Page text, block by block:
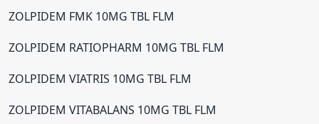
ZOLPIDEM FMK 10MG TBL FLM
ZOLPIDEM RATIOPHARM 10MG TBL FLM
ZOLPIDEM VIATRIS 10MG TBL FLM
ZOLPIDEM VITABALANS 10MG TBL FLM